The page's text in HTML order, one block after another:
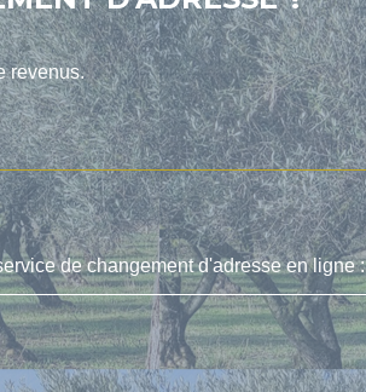
revenus.
de changement d'adresse en ligne :